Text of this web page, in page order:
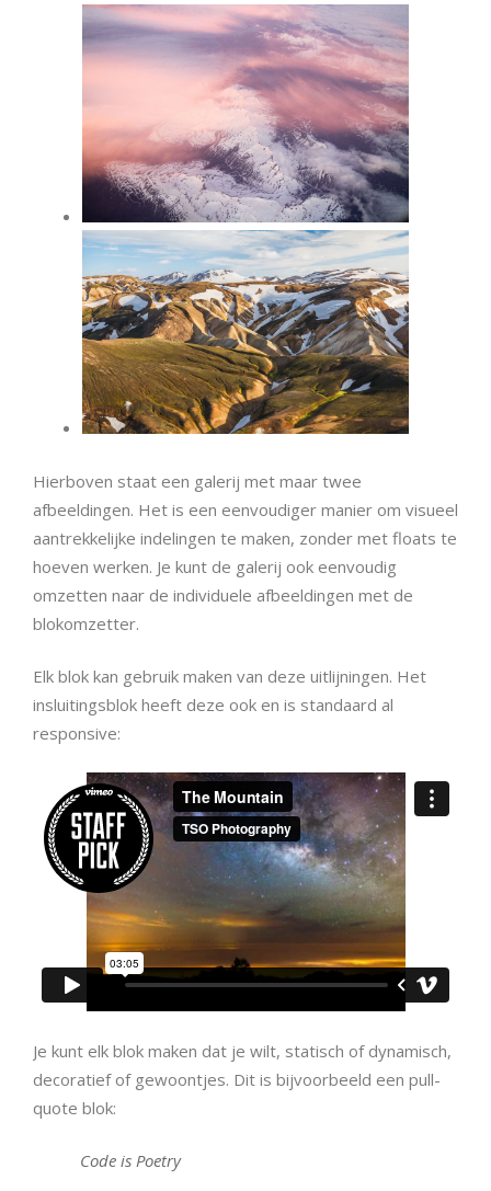
Hierboven staat een galerij met maar twee
afbeeldingen. Het is een eenvoudiger manier om visueel
aantrekkelijke indelingen te maken, zonder met floats te
hoeven werken. Je kunt de galerij ook eenvoudig
omzetten naar de individuele afbeeldingen met de
blokomzetter.
Elk blok kan gebruik maken van deze uitlijningen. Het
insluitingsblok heeft deze ook en is standaard al
responsive:
Je kunt elk blok maken dat je wilt, statisch of dynamisch,
decoratief of gewoontjes. Dit is bijvoorbeeld een pull-
quote blok:
Code is Poetry